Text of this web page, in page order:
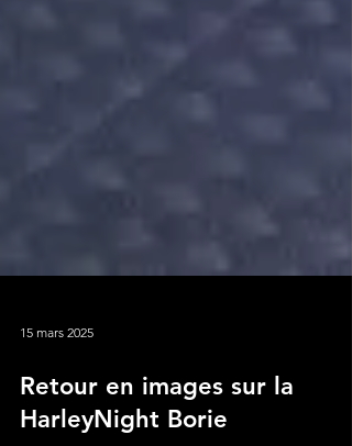
15 mars 2025
Retour en images sur la